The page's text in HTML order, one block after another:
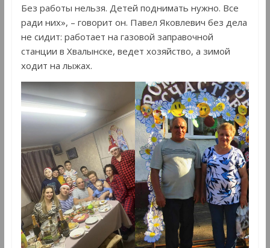
Без работы нельзя. Детей поднимать нужно. Все
ради них», – говорит он. Павел Яковлевич без дела
не сидит: работает на газовой заправочной
станции в Хвалынске, ведет хозяйство, а зимой
ходит на лыжах.